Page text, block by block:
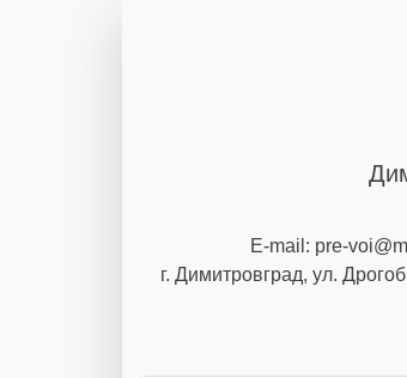
E-mail: pre-
г. Димитровград, ул.